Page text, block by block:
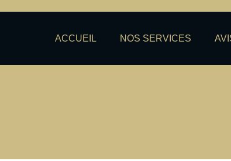
ACCUEIL NOS SERVICES